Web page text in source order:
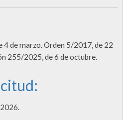
de marzo. Orden 5/2017, de 22
255/2025, de 6 de octubre.